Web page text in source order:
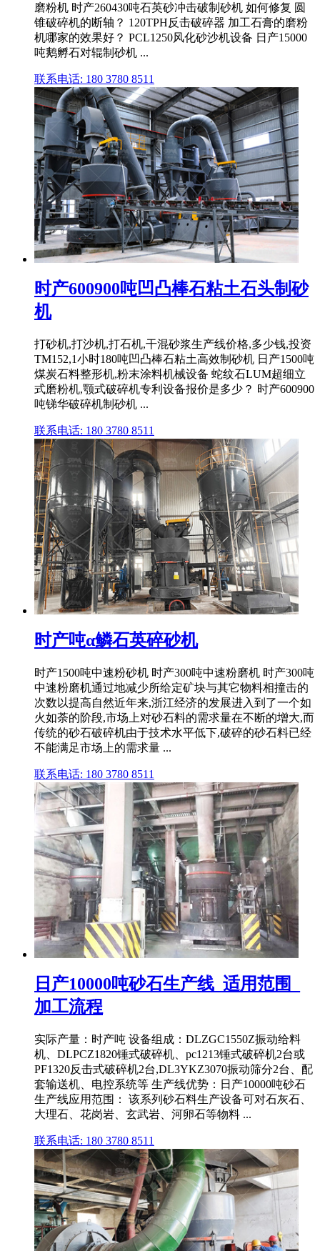
磨粉机 时产260430吨石英砂冲击破制砂机 如何修复 圆
锥破碎机的断轴？ 120TPH反击破碎器 加工石膏的磨粉
机哪家的效果好？ PCL1250风化砂沙机设备 日产15000
吨鹅孵石对辊制砂机 ...
联系电话: 180 3780 8511
时产600900吨凹凸棒石粘土石头制砂
机
打砂机,打沙机,打石机,干混砂浆生产线价格,多少钱,投资
TM152,1小时180吨凹凸棒石粘土高效制砂机 日产1500吨
煤炭石料整形机,粉末涂料机械设备 蛇纹石LUM超细立
式磨粉机,颚式破碎机专利设备报价是多少？ 时产600900
吨锑华破碎机制砂机 ...
联系电话: 180 3780 8511
时产吨α鳞石英碎砂机
时产1500吨中速粉砂机 时产300吨中速粉磨机 时产300吨
中速粉磨机通过地减少所给定矿块与其它物料相撞击的
次数以提高自然近年来,浙江经济的发展进入到了一个如
火如荼的阶段,市场上对砂石料的需求量在不断的增大,而
传统的砂石破碎机由于技术水平低下,破碎的砂石料已经
不能满足市场上的需求量 ...
联系电话: 180 3780 8511
日产10000吨砂石生产线_适用范围_
加工流程
实际产量：时产吨 设备组成：DLZGC1550Z振动给料
机、DLPCZ1820锤式破碎机、pc1213锤式破碎机2台或
PF1320反击式破碎机2台,DL3YKZ3070振动筛分2台、配
套输送机、电控系统等 生产线优势：日产10000吨砂石
生产线应用范围： 该系列砂石料生产设备可对石灰石、
大理石、花岗岩、玄武岩、河卵石等物料 ...
联系电话: 180 3780 8511